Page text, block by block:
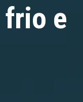
frio e